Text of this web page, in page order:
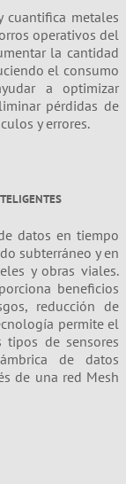
cuantifica metales
operativos del
la cantidad
el consumo
a optimizar
pérdidas de
y errores.
datos en tiempo
subterráneo y en
y obras viales.
beneficios
reducción de
permite el
de sensores
de datos
de una red Mesh